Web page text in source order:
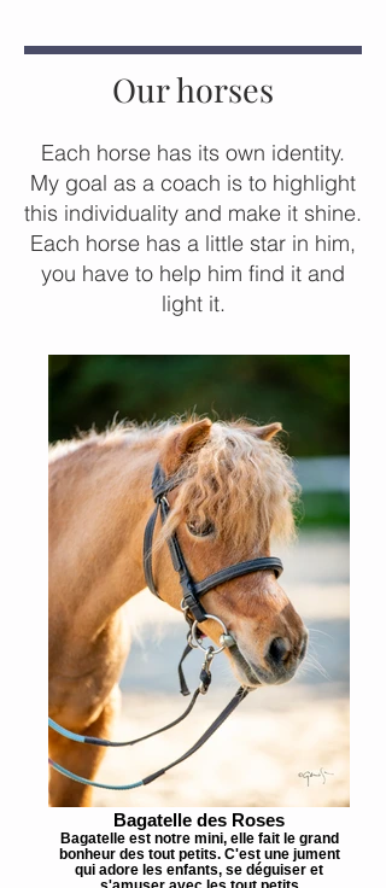
Our horses
Each horse has its own identity.
My goal as a coach is to highlight
this individuality and make it shine.
Each horse has a little star in him,
you have to help him find it and
light it.
Bagatelle des Roses
Bagatelle est notre mini, elle fait le grand
bonheur des tout petits. C'est une jument
qui adore les enfants, se déguiser et